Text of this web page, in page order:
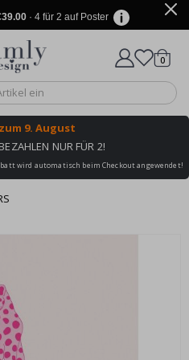
· 4 für 2 auf Poster
Bewertungen
Wagen
0
zum 9. August
NUR FÜR 2!
wird automatisch beim Checkout angewendet!